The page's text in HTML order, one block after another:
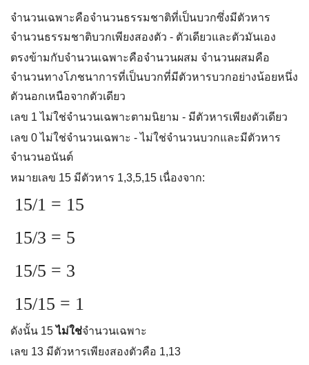
จำนวนเฉพาะคือจำนวนธรรมชาติที่เป็นบวกซึ่งมีตัวหาร
จำนวนธรรมชาติบวกเพียงสองตัว - ตัวเดียวและตัวมันเอง
ตรงข้ามกับจำนวนเฉพาะคือจำนวนผสม จำนวนผสมคือ
จำนวนทางโภชนาการที่เป็นบวกที่มีตัวหารบวกอย่างน้อยหนึ่ง
ตัวนอกเหนือจากตัวเดียว
เลข 1 ไม่ใช่จำนวนเฉพาะตามนิยาม - มีตัวหารเพียงตัวเดียว
เลข 0 ไม่ใช่จำนวนเฉพาะ - ไม่ใช่จำนวนบวกและมีตัวหาร
จำนวนอนันต์
หมายเลข 15 มีตัวหาร 1,3,5,15 เนื่องจาก:
15/1 = 15
15/3 = 5
15/5 = 3
15/15 = 1
ดังนั้น 15ไม่ใช่จำนวนเฉพาะ
เลข 13 มีตัวหารเพียงสองตัวคือ 1,13